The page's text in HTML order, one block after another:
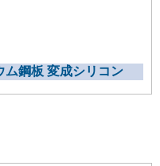
ム鋼板 変成シリコン